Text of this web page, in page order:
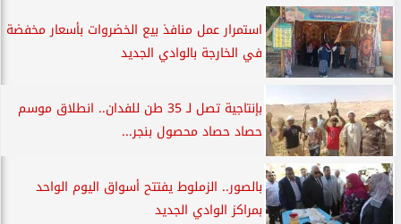
استمرار عمل منافذ بيع الخضروات بأسعار مخفضة
في الخارجة بالوادي الجديد
بإنتاجية تصل لـ 35 طن للفدان.. انطلاق موسم
حصاد حصاد محصول بنجر...
بالصور.. الزملوط يفتتح أسواق اليوم الواحد
بمراكز الوادي الجديد